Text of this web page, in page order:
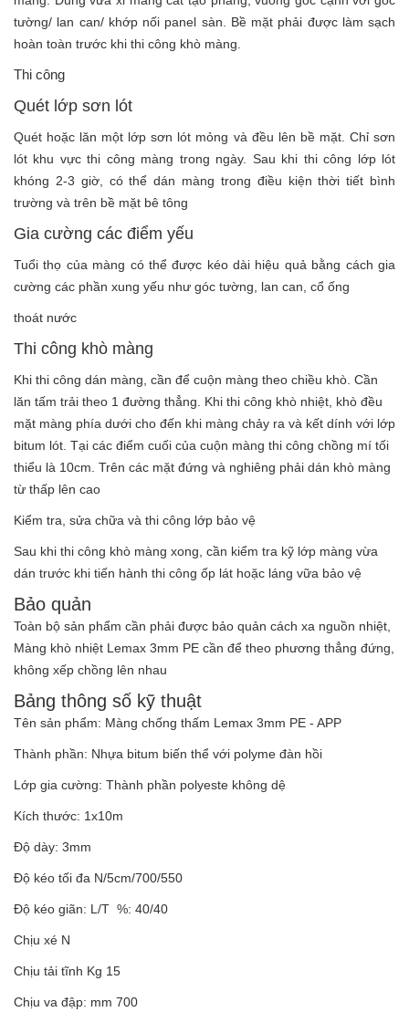
tường/ lan can/ khớp nối panel sàn. Bề mặt phải được làm sạch
hoàn toàn trước khi thi công khò màng.
Thi công
Quét lớp sơn lót
Quét hoặc lăn một lớp sơn lót mỏng và đều lên bề mặt. Chỉ sơn
lót khu vực thi công màng trong ngày. Sau khi thi công lớp lót
khóng 2-3 giờ, có thể dán màng trong điều kiện thời tiết bình
trường và trên bề mặt bê tông
Gia cường các điểm yếu
Tuổi thọ của màng có thể được kéo dài hiệu quả bằng cách gia
cường các phần xung yếu như góc tường, lan can, cổ ống
thoát nước
Thi công khò màng
Khi thi công dán màng, cần để cuộn màng theo chiều khò. Cần
lăn tấm trải theo 1 đường thẳng. Khi thi công khò nhiệt, khò đều
mặt màng phía dưới cho đến khi màng chảy ra và kết dính với lớp
bitum lót. Tại các điểm cuối của cuộn màng thi công chồng mí tối
thiểu là 10cm. Trên các mặt đứng và nghiêng phải dán khò màng
từ thấp lên cao
Kiểm tra, sửa chữa và thi công lớp bảo vệ
Sau khi thi công khò màng xong, cần kiểm tra kỹ lớp màng vừa
dán trước khi tiến hành thi công ốp lát hoặc láng vữa bảo vệ
Bảo quản
Toàn bộ sản phẩm cần phải được bảo quản cách xa nguồn nhiệt,
Màng khò nhiệt Lemax 3mm PE cần để theo phương thẳng đứng,
không xếp chồng lên nhau
Bảng thông số kỹ thuật
Tên sản phẩm: Màng chống thấm Lemax 3mm PE - APP
Thành phần: Nhựa bitum biến thể với polyme đàn hồi
Lớp gia cường: Thành phần polyeste không dệ
Kích thước: 1x10m
Độ dày: 3mm
Độ kéo tối đa N/5cm/700/550
Độ kéo giãn: L/T %: 40/40
Chịu xé N
Chịu tải tĩnh Kg 15
Chịu va đập: mm 700